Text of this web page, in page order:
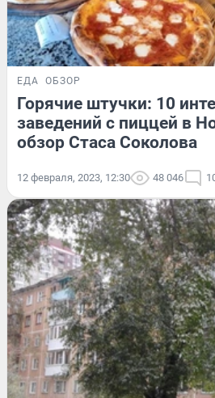
ЕДА ОБЗОР
Горячие штучки: 10
заведений с пиццей в
обзор Стаса Соколова
12 февраля, 2023, 12:30 48 046